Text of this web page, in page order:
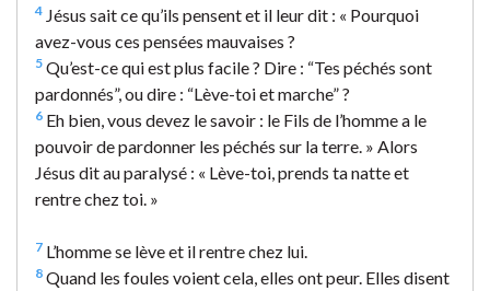
4 Jésus sait ce qu’ils pensent et il leur dit : « Pourquoi
avez-vous ces pensées mauvaises ?
5 Qu’est-ce qui est plus facile ? Dire : “Tes péchés sont
pardonnés”, ou dire : “Lève-toi et marche” ?
6 Eh bien, vous devez le savoir : le Fils de l’homme a le
pouvoir de pardonner les péchés sur la terre. » Alors
Jésus dit au paralysé : « Lève-toi, prends ta natte et
rentre chez toi. »
7 L’homme se lève et il rentre chez lui.
8 Quand les foules voient cela, elles ont peur. Elles disent